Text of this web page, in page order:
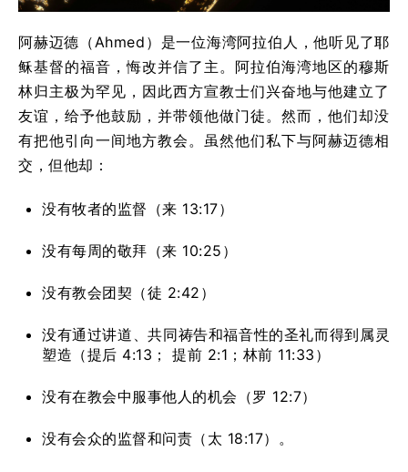
阿赫迈德（Ahmed）是一位海湾阿拉伯人，他听见了耶
稣基督的福音，悔改并信了主。阿拉伯海湾地区的穆斯
林归主极为罕见，因此西方宣教士们兴奋地与他建立了
友谊，给予他鼓励，并带领他做门徒。然而，他们却没
有把他引向一间地方教会。虽然他们私下与阿赫迈德相
交，但他却：
没有牧者的监督（来 13:17）
没有每周的敬拜（来 10:25）
没有教会团契（徒 2:42）
没有通过讲道、共同祷告和福音性的圣礼而得到属灵
塑造（提后 4:13； 提前 2:1；林前 11:33）
没有在教会中服事他人的机会（罗 12:7）
没有会众的监督和问责（太 18:17）。